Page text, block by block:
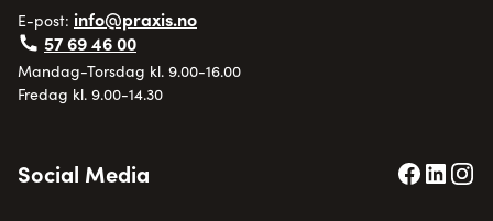
E-post: info@praxis.no
57 69 46 00
Mandag-Torsdag kl. 9.00-16.00
Fredag kl. 9.00-14.30
Social Media